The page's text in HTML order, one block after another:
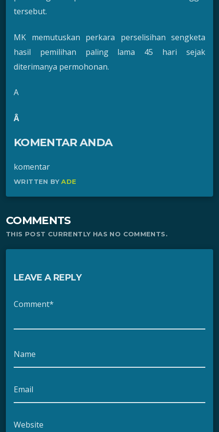
tersebut.
MK memutuskan perkara perselisihan sengketa
hasil pemilihan paling lama 45 hari sejak
diterimanya permohonan.
A
Â
KOMENTAR ANDA
komentar
WRITTEN BYADE
COMMENTS
THIS POST CURRENTLY HAS NO COMMENTS.
LEAVE A REPLY
Comment*
Name
Email
Website